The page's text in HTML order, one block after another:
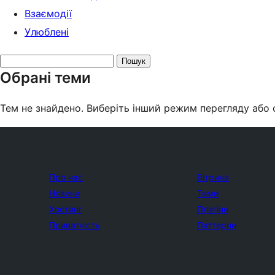
Взаємодії
Улюблені
topics:
Обрані теми
Тем не знайдено. Виберіть інший режим перегляду або
Про нас
Новини
Хостинг
Приватність
Вітрина
Теми
Плагіни
Паттерни